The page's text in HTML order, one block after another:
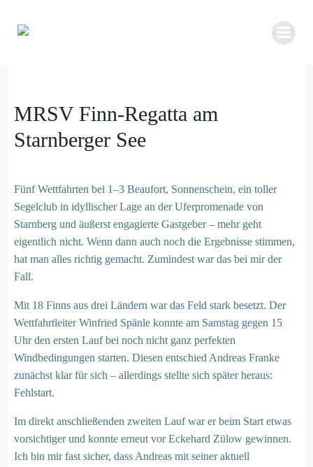
MRSV Finn-Regatta am
Starnberger See
Fünf Wettfahrten bei 1–3 Beaufort, Sonnenschein, ein toller
Segelclub in idyllischer Lage an der Uferpromenade von
Starnberg und äußerst engagierte Gastgeber – mehr geht
eigentlich nicht. Wenn dann auch noch die Ergebnisse stimmen,
hat man alles richtig gemacht. Zumindest war das bei mir der
Fall.
Mit 18 Finns aus drei Ländern war das Feld stark besetzt. Der
Wettfahrtleiter Winfried Spänle konnte am Samstag gegen 15
Uhr den ersten Lauf bei noch nicht ganz perfekten
Windbedingungen starten. Diesen entschied Andreas Franke
zunächst klar für sich – allerdings stellte sich später heraus:
Fehlstart.
Im direkt anschließenden zweiten Lauf war er beim Start etwas
vorsichtiger und konnte erneut vor Eckehard Zülow gewinnen.
Ich bin mir fast sicher, dass Andreas mit seiner aktuell